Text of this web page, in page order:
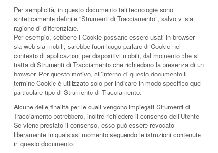
Per semplicità, in questo documento tali tecnologie sono
sinteticamente definite “Strumenti di Tracciamento”, salvo vi sia
ragione di differenziare.
Per esempio, sebbene i Cookie possano essere usati in browser
sia web sia mobili, sarebbe fuori luogo parlare di Cookie nel
contesto di applicazioni per dispositivi mobili, dal momento che si
tratta di Strumenti di Tracciamento che richiedono la presenza di un
browser. Per questo motivo, all’interno di questo documento il
termine Cookie è utilizzato solo per indicare in modo specifico quel
particolare tipo di Strumento di Tracciamento.
Alcune delle finalità per le quali vengono impiegati Strumenti di
Tracciamento potrebbero, inoltre richiedere il consenso dell’Utente.
Se viene prestato il consenso, esso può essere revocato
liberamente in qualsiasi momento seguendo le istruzioni contenute
in questo documento.